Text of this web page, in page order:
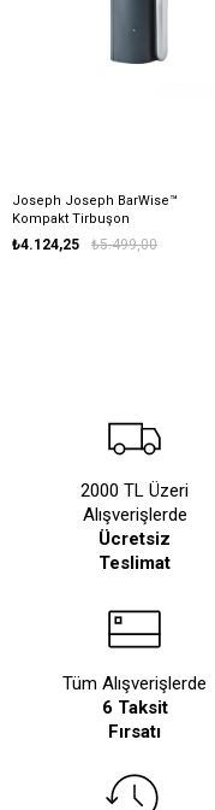
Joseph Joseph BarWise™
Kompakt Tirbuşon
₺4.124,25 ₺5.499,00
2000 TL Üzeri
Alışverişlerde
Ücretsiz
Teslimat
Tüm Alışverişlerde
6 Taksit
Fırsatı